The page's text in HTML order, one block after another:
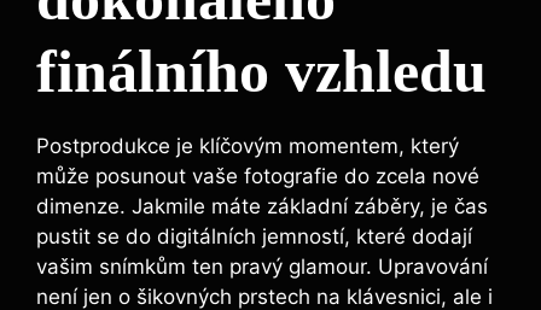
finálního vzhledu
Postprodukce je klíčovým momentem, který
může posunout vaše fotografie do zcela nové
dimenze. Jakmile máte základní záběry, je čas
pustit se do digitálních jemností, které dodají
vašim snímkům ten pravý glamour. Upravování
není jen o šikovných prstech na klávesnici, ale i